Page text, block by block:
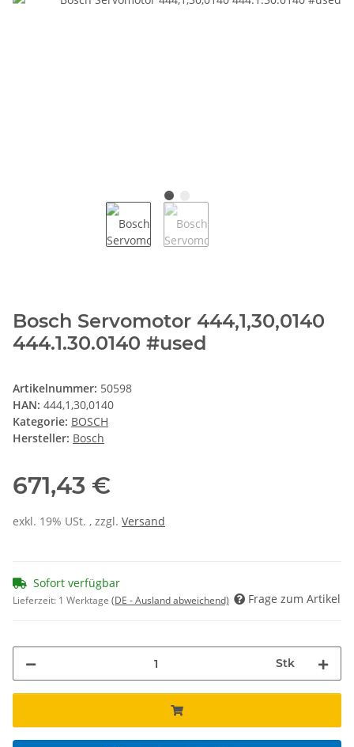
Bosch Servomotor 444,1,30,0140
444.1.30.0140 #used
Artikelnummer: 50598
HAN: 444,1,30,0140
Kategorie: BOSCH
Hersteller: Bosch
671,43 €
exkl. 19% USt. , zzgl. Versand
Sofort verfügbar
Lieferzeit: 1 Werktage (DE - Ausland abweichend) Frage zum Artikel
Stk